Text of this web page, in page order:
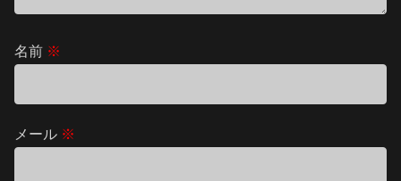
名前 ※
メール ※